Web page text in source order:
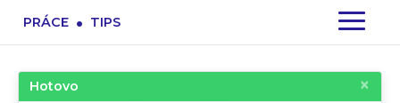
PRÁCE . TIPS
Hotovo ×